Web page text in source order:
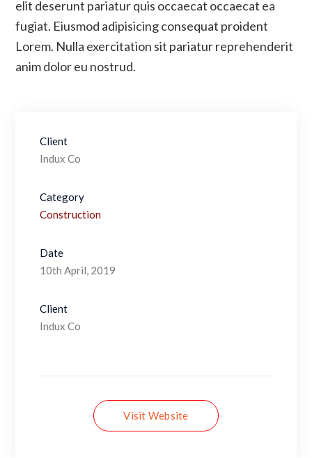
elit deserunt pariatur quis occaecat occaecat ea
fugiat. Eiusmod adipisicing consequat proident
Lorem. Nulla exercitation sit pariatur reprehenderit
anim dolor eu nostrud.
Client
Indux Co
Category
Construction
Date
10th April, 2019
Client
Indux Co
Visit Website